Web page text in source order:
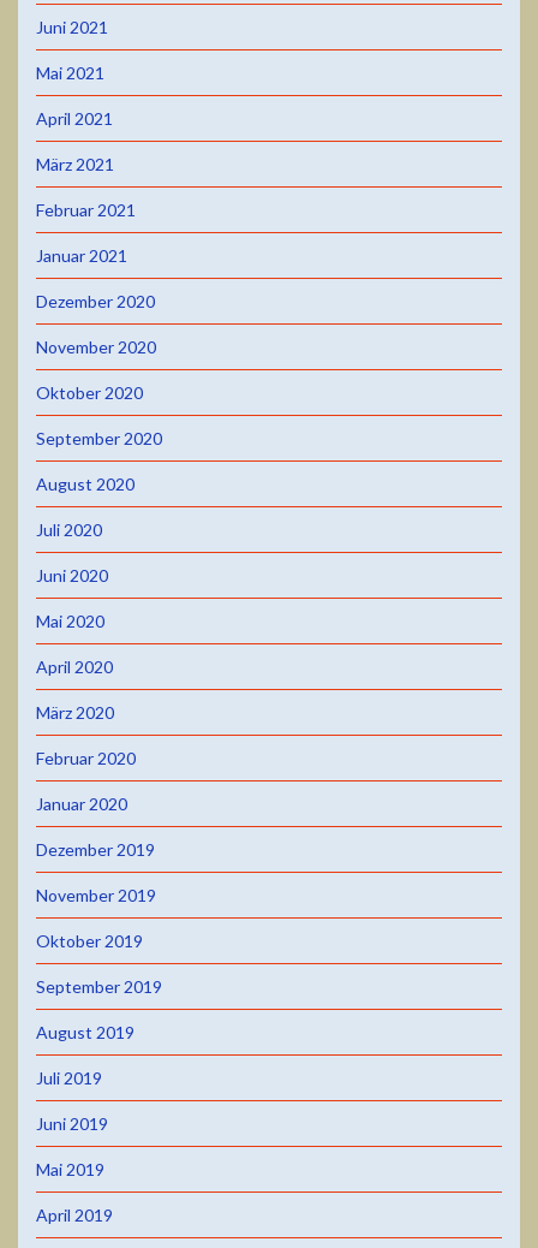
Juni 2021
Mai 2021
April 2021
März 2021
Februar 2021
Januar 2021
Dezember 2020
November 2020
Oktober 2020
September 2020
August 2020
Juli 2020
Juni 2020
Mai 2020
April 2020
März 2020
Februar 2020
Januar 2020
Dezember 2019
November 2019
Oktober 2019
September 2019
August 2019
Juli 2019
Juni 2019
Mai 2019
April 2019